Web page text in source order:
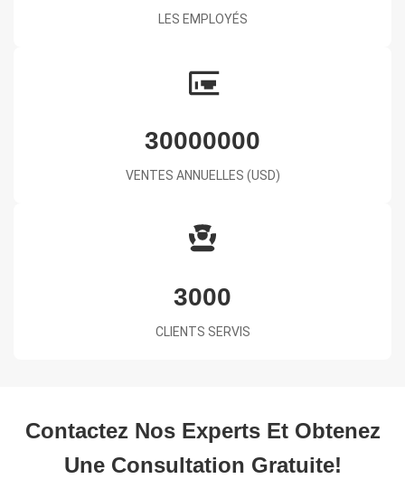
LES EMPLOYÉS
30000000
VENTES ANNUELLES (USD)
3000
CLIENTS SERVIS
Contactez Nos Experts Et Obtenez
Une Consultation Gratuite!